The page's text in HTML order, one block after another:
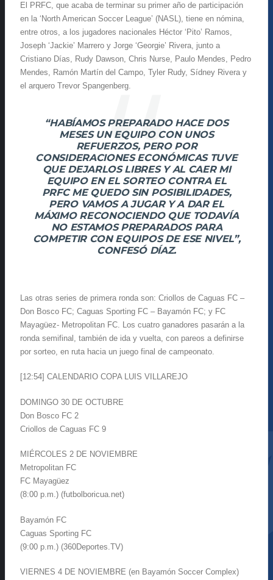
El PRFC, que acaba de terminar su primer año de participación
en la ‘North American Soccer League’ (NASL), tiene en nómina,
entre otros, a los jugadores nacionales Héctor ‘Pito’ Ramos,
Joseph ‘Jackie’ Marrero y Jorge ‘Georgie’ Rivera, junto a
Cristiano Días, Rudy Dawson, Chris Nurse, Paulo Mendes, Pedro
Mendes, Ramón Martín del Campo, Tyler Rudy, Sídney Rivera y
el arquero Trevor Spangenberg.
“HABÍAMOS PREPARADO HACE DOS
MESES UN EQUIPO CON UNOS
REFUERZOS, PERO POR
CONSIDERACIONES ECONÓMICAS TUVE
QUE DEJARLOS LIBRES Y AL CAER MI
EQUIPO EN EL SORTEO CONTRA EL
PRFC ME QUEDO SIN POSIBILIDADES,
PERO VAMOS A JUGAR Y A DAR EL
MÁXIMO RECONOCIENDO QUE TODAVÍA
NO ESTAMOS PREPARADOS PARA
COMPETIR CON EQUIPOS DE ESE NIVEL”,
CONFESÓ DÍAZ.
Las otras series de primera ronda son: Criollos de Caguas FC –
Don Bosco FC; Caguas Sporting FC – Bayamón FC; y FC
Mayagüez- Metropolitan FC. Los cuatro ganadores pasarán a la
ronda semifinal, también de ida y vuelta, con pareos a definirse
por sorteo, en ruta hacia un juego final de campeonato.
[12:54] CALENDARIO COPA LUIS VILLAREJO
DOMINGO 30 DE OCTUBRE
Don Bosco FC 2
Criollos de Caguas FC 9
MIÉRCOLES 2 DE NOVIEMBRE
Metropolitan FC
FC Mayagüez
(8:00 p.m.) (futbolboricua.net)
Bayamón FC
Caguas Sporting FC
(9:00 p.m.) (360Deportes.TV)
VIERNES 4 DE NOVIEMBRE (en Bayamón Soccer Complex)